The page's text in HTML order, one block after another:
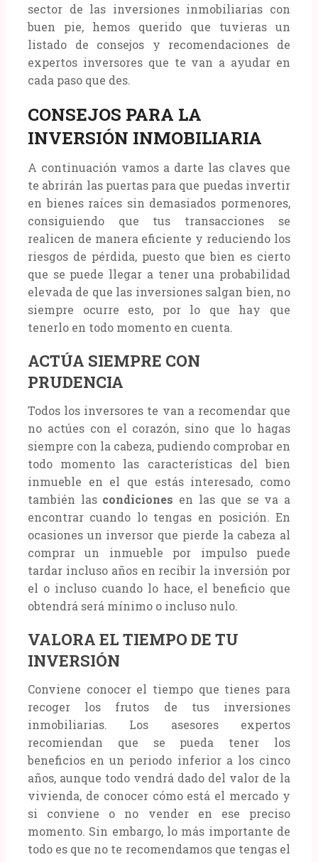
sector de las inversiones inmobiliarias con
buen pie, hemos querido que tuvieras un
listado de consejos y recomendaciones de
expertos inversores que te van a ayudar en
cada paso que des.
CONSEJOS PARA LA
INVERSIÓN INMOBILIARIA
A continuación vamos a darte las claves que
te abrirán las puertas para que puedas invertir
en bienes raíces sin demasiados pormenores,
consiguiendo que tus transacciones se
realicen de manera eficiente y reduciendo los
riesgos de pérdida, puesto que bien es cierto
que se puede llegar a tener una probabilidad
elevada de que las inversiones salgan bien, no
siempre ocurre esto, por lo que hay que
tenerlo en todo momento en cuenta.
ACTÚA SIEMPRE CON
PRUDENCIA
Todos los inversores te van a recomendar que
no actúes con el corazón, sino que lo hagas
siempre con la cabeza, pudiendo comprobar en
todo momento las características del bien
inmueble en el que estás interesado, como
también las condiciones en las que se va a
encontrar cuando lo tengas en posición. En
ocasiones un inversor que pierde la cabeza al
comprar un inmueble por impulso puede
tardar incluso años en recibir la inversión por
el o incluso cuando lo hace, el beneficio que
obtendrá será mínimo o incluso nulo.
VALORA EL TIEMPO DE TU
INVERSIÓN
Conviene conocer el tiempo que tienes para
recoger los frutos de tus inversiones
inmobiliarias. Los asesores expertos
recomiendan que se pueda tener los
beneficios en un periodo inferior a los cinco
años, aunque todo vendrá dado del valor de la
vivienda, de conocer cómo está el mercado y
si conviene o no vender en ese preciso
momento. Sin embargo, lo más importante de
todo es que no te recomendamos que tengas el